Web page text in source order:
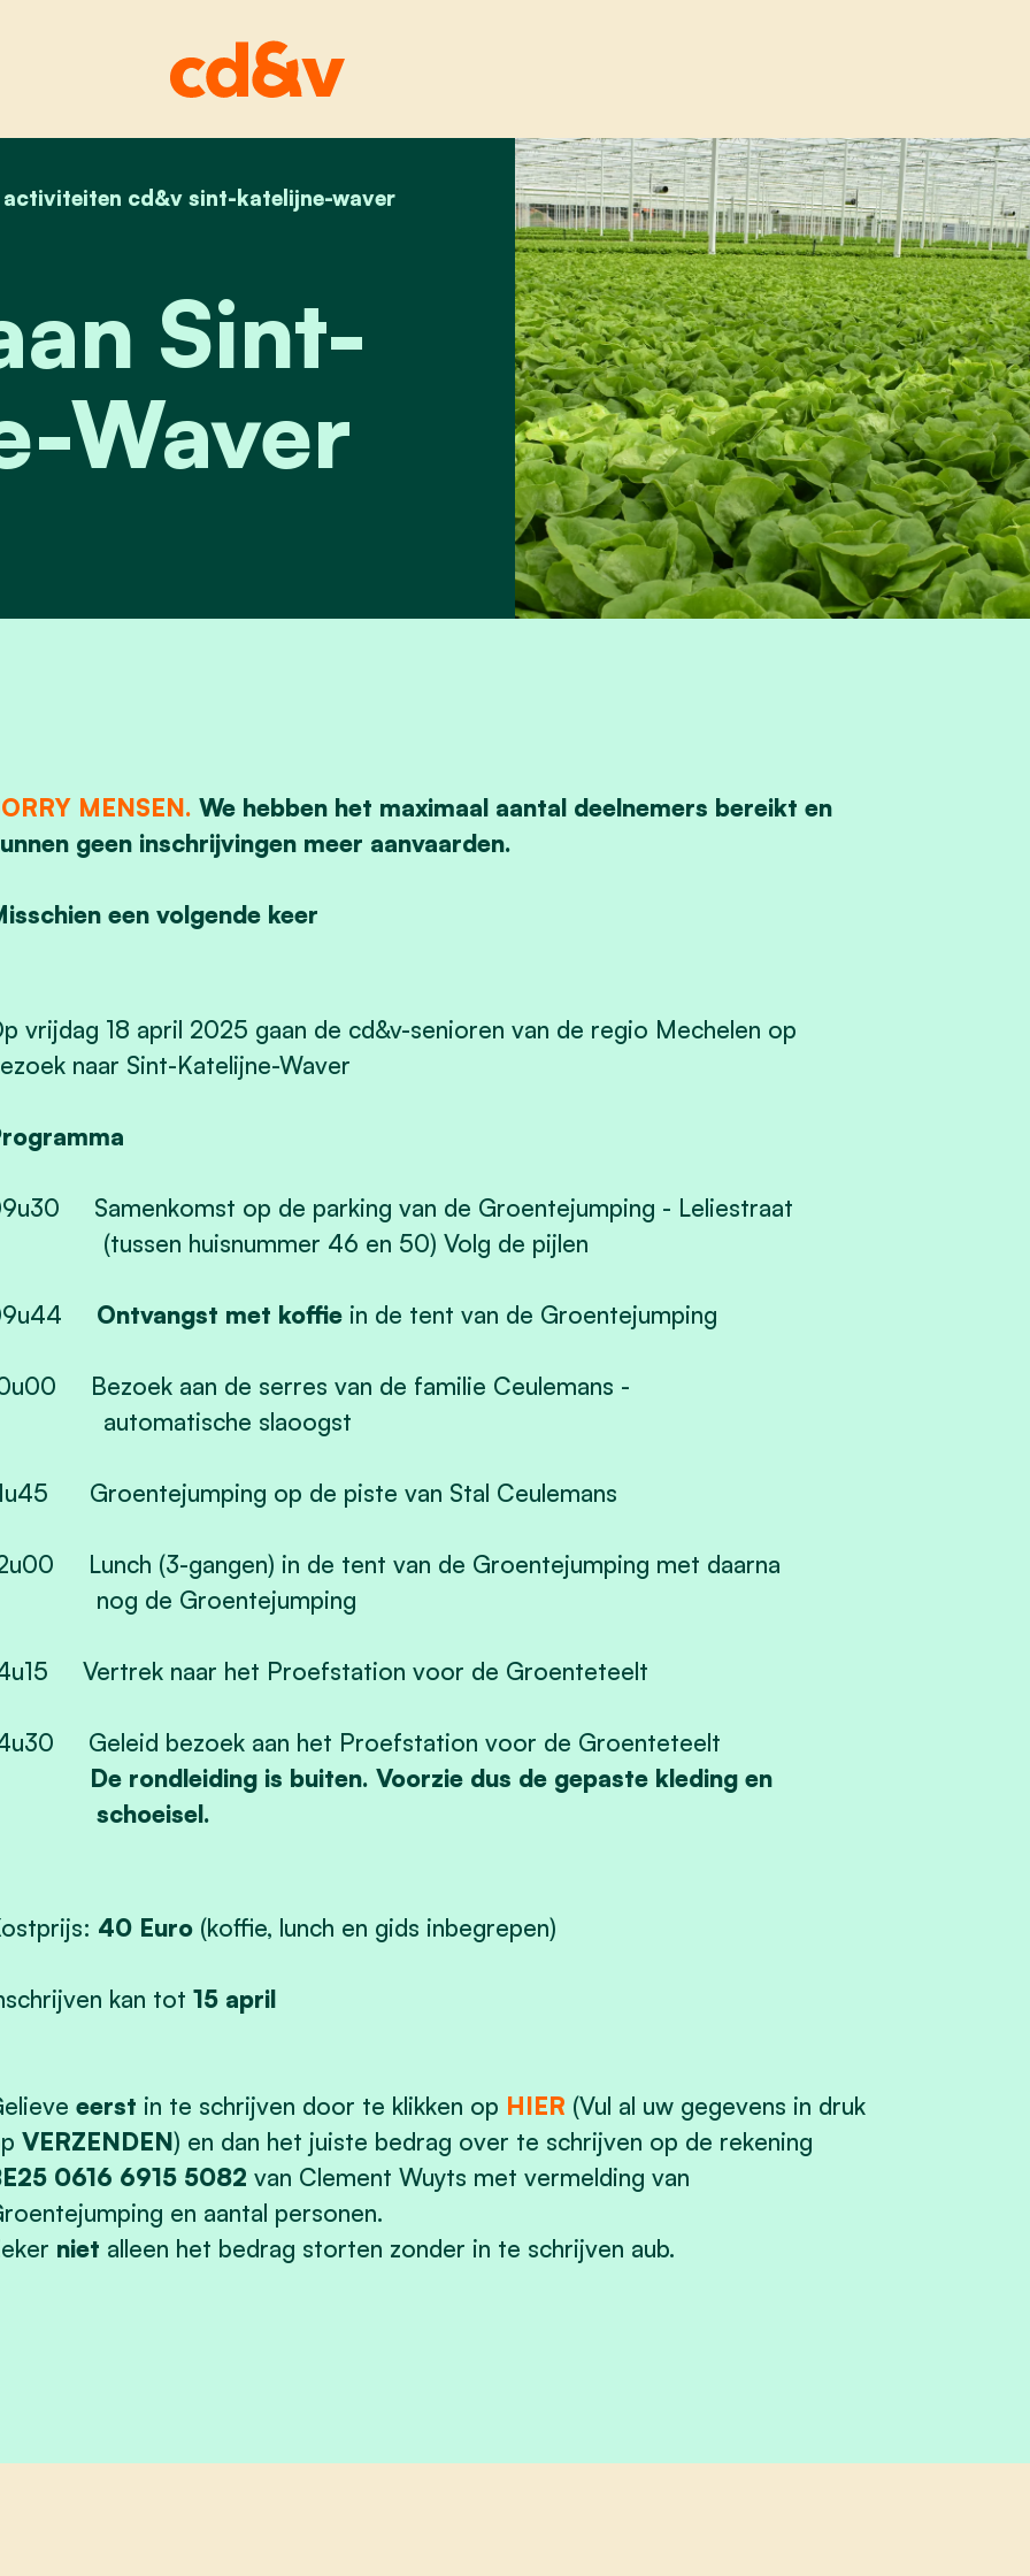
home
activiteiten cd&v sint-katelijne-waver
bezoek aan sint-katelijne-waver
Sint-
Waver
MENSEN. We hebben het maximaal aantal deelnemers bereikt en
geen inschrijvingen meer aanvaarden.
een volgende keer
vrijdag 18 april 2025 gaan de cd&v-senioren van de regio Mechelen op
naar Sint-Katelijne-Waver
Samenkomst op de parking van de Groentejumping - Leliestraat
(tussen huisnummer 46 en 50) Volg de pijlen
Ontvangst met koffiein de tent van de Groentejumping
Bezoek aan de serres van de familie Ceulemans -
automatische slaoogst
Groentejumping op de piste van Stal Ceulemans
Lunch (3-gangen) in de tent van de Groentejumping met daarna
nog de Groentejumping
Vertrek naar het Proefstation voor de Groenteteelt
Geleid bezoek aan het Proefstation voor de Groenteteelt
De rondleiding is buiten. Voorzie dus de gepaste kleding en
schoeisel.
40 Euro(koffie, lunch en gids inbegrepen)
kan tot 15 april
eerst in te schrijven door te klikken op HIER (Vul al uw gegevens in druk
VERZENDEN) en dan het juiste bedrag over te schrijven op de rekening
0616 6915 5082 van Clement Wuyts met vermelding van
en aantal personen.
niet alleen het bedrag storten zonder in te schrijven aub.